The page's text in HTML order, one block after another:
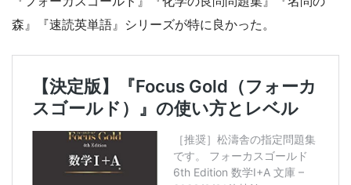
森』『速読英単語』シリーズが特に良かった。